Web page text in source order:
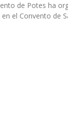
de Potes ha
el Convento de